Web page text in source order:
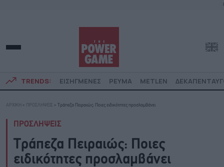
TRENDS: ΕΙΣΗΓΜΕΝΕΣ ΡΕΥΜΑ METLEN
ΑΡΧΙΚΗ » ΠΡΟΣΛΗΨΕΙΣ » Τράπεζα Πειραιώς: Ποιες ειδικότητες προσλαμβάνει
ΠΡΟΣΛΗΨΕΙΣ
Τράπεζα Πειραιώς: Ποιες
ειδικότητες προσλαμβάνει